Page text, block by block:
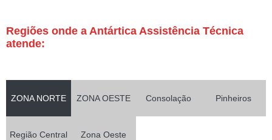
Regiões onde a Antártica Assistência Técnica
atende:
ZONA NORTE ZONA OESTE Consolação Pinheiros
Região Central Zona Oeste